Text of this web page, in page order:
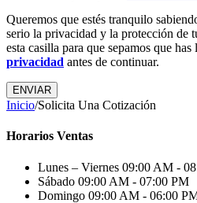
Queremos que estés tranquilo
serio la privacidad y la protección de
esta casilla para que sepamos que has
privacidad antes de continuar.
Inicio/Solicita Una Cotización
Horarios Ventas
Lunes – Viernes 09:00 AM -
Sábado 09:00 AM - 07:00 PM
Domingo 09:00 AM - 06:00